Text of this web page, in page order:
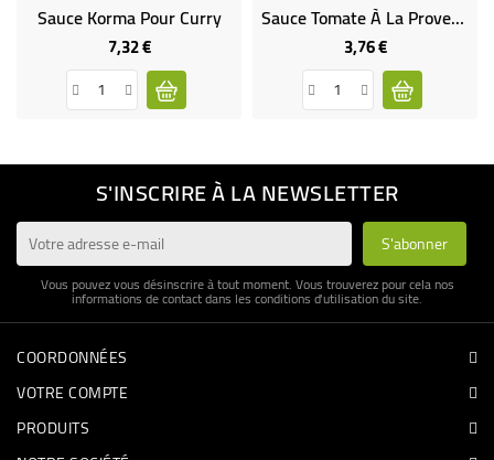
Sauce Korma Pour Curry
7,32 €Prix
Sauce Tomate À La Provençale Bio Et Sans Gluten
3,76 €Prix
S'INSCRIRE À LA NEWSLETTER
Vous pouvez vous désinscrire à tout moment. Vous trouverez pour cela nos
informations de contact dans les conditions d'utilisation du site.
COORDONNÉES
VOTRE COMPTE
PRODUITS